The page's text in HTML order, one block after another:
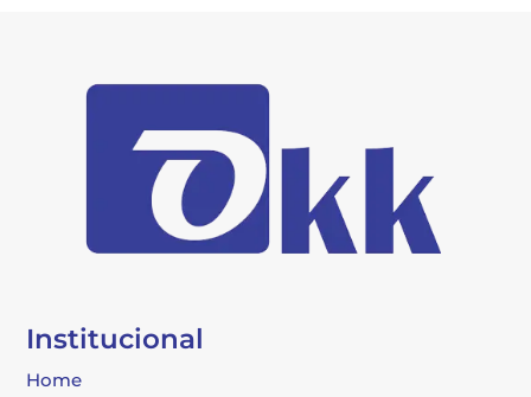
Institucional
Home